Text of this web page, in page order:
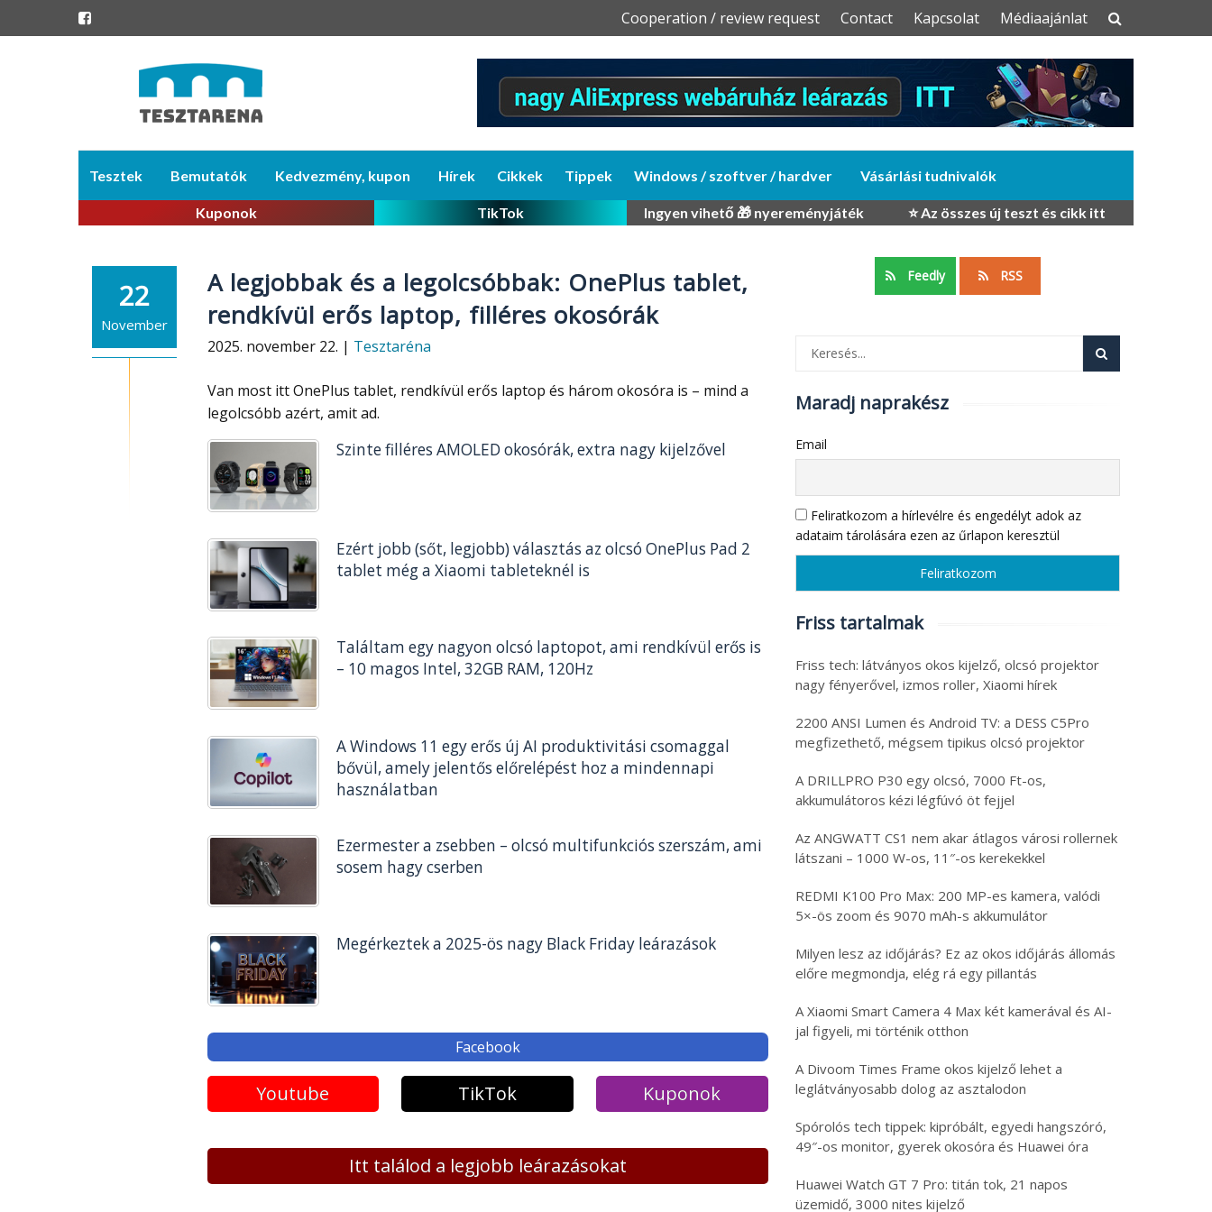
Skip
Cooperation / review request Contact Kapcsolat Médiaajánlat
content
Tesztek Bemutatók Kedvezmény, kupon Hírek Cikkek Tippek Windows / szoftver / hardver Vásárlási tudnivalók
Kuponok TikTok Ingyen vihető 🎁 nyereményjáték ⭐ Az összes új teszt és cikk itt
22
November
A legjobbak és a legolcsóbbak: OnePlus tablet,
rendkívül erős laptop, filléres okosórák
2025. november 22. | Tesztaréna
Van most itt OnePlus tablet, rendkívül erős laptop és három okosóra is – mind a
legolcsóbb azért, amit ad.
Szinte filléres AMOLED okosórák, extra nagy kijelzővel
Ezért jobb (sőt, legjobb) választás az olcsó OnePlus Pad 2
tablet még a Xiaomi tableteknél is
Találtam egy nagyon olcsó laptopot, ami rendkívül erős is
– 10 magos Intel, 32GB RAM, 120Hz
A Windows 11 egy erős új AI produktivitási csomaggal
bővül, amely jelentős előrelépést hoz a mindennapi
használatban
Ezermester a zsebben – olcsó multifunkciós szerszám, ami
sosem hagy cserben
Megérkeztek a 2025-ös nagy Black Friday leárazások
Facebook
Youtube TikTok Kuponok
Itt találod a legjobb leárazásokat
Feedly RSS
Maradj naprakész
Email
Feliratkozom a hírlevélre és engedélyt adok az
adataim tárolására ezen az űrlapon keresztül
Friss tartalmak
Friss tech: látványos okos kijelző, olcsó projektor
nagy fényerővel, izmos roller, Xiaomi hírek
2200 ANSI Lumen és Android TV: a DESS C5Pro
megfizethető, mégsem tipikus olcsó projektor
A DRILLPRO P30 egy olcsó, 7000 Ft-os,
akkumulátoros kézi légfúvó öt fejjel
Az ANGWATT CS1 nem akar átlagos városi rollernek
látszani – 1000 W-os, 11″-os kerekekkel
REDMI K100 Pro Max: 200 MP-es kamera, valódi
5×-ös zoom és 9070 mAh-s akkumulátor
Milyen lesz az időjárás? Ez az okos időjárás állomás
előre megmondja, elég rá egy pillantás
A Xiaomi Smart Camera 4 Max két kamerával és AI-
jal figyeli, mi történik otthon
A Divoom Times Frame okos kijelző lehet a
leglátványosabb dolog az asztalodon
Spórolós tech tippek: kipróbált, egyedi hangszóró,
49″-os monitor, gyerek okosóra és Huawei óra
Huawei Watch GT 7 Pro: titán tok, 21 napos
üzemidő, 3000 nites kijelző